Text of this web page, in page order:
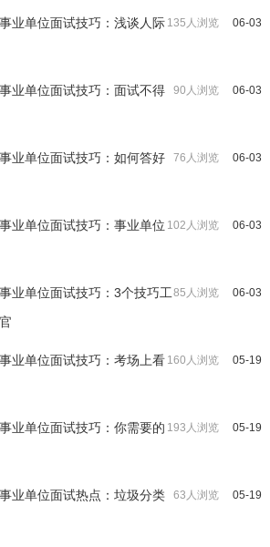
06-03
135人浏览
业单位面试技巧：浅谈人际
06-03
90人浏览
业单位面试技巧：面试不得
06-03
76人浏览
业单位面试技巧：如何答好
06-03
102人浏览
业单位面试技巧：事业单位
06-03
85人浏览
业单位面试技巧：3个技巧工
05-19
160人浏览
业单位面试技巧：考场上看
05-19
193人浏览
业单位面试技巧：你需要的
05-19
63人浏览
业单位面试热点：垃圾分类